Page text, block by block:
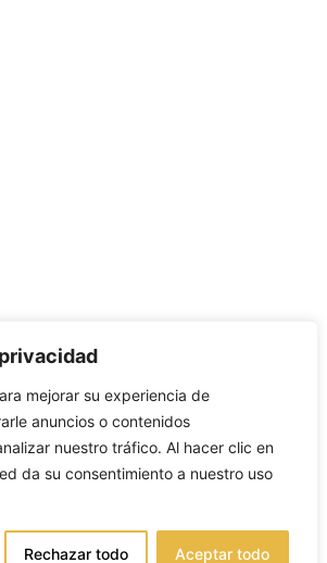
mejorar su experiencia de
anuncios o contenidos
nuestro tráfico. Al hacer clic en
da su consentimiento a nuestro uso
Rechazar todo Aceptar todo